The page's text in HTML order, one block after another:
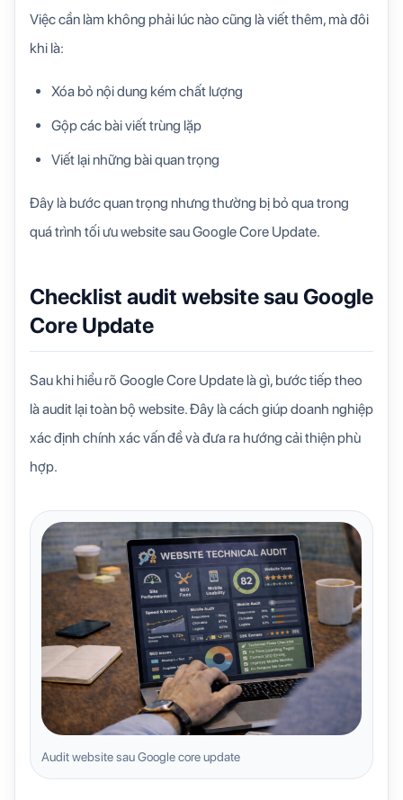
Việc cần làm không phải lúc nào cũng là viết thêm, mà đôi
khi là:
Xóa bỏ nội dung kém chất lượng
Gộp các bài viết trùng lặp
Viết lại những bài quan trọng
Đây là bước quan trọng nhưng thường bị bỏ qua trong
quá trình tối ưu website sau Google Core Update.
Checklist audit website sau Google
Core Update
Sau khi hiểu rõ Google Core Update là gì, bước tiếp theo
là audit lại toàn bộ website. Đây là cách giúp doanh nghiệp
xác định chính xác vấn đề và đưa ra hướng cải thiện phù
hợp.
Audit website sau Google core update